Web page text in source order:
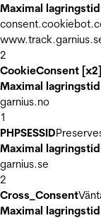
Maximal lagringstid
2
CookieConsent [x2]
Maximal lagringstid
garnius.no
1
PHPSESSID
Maximal lagringstid
garnius.se
2
Cross_Consent
Maximal lagringstid